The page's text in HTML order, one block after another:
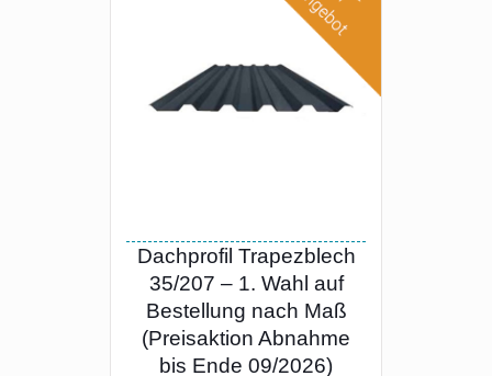
Dachprofil Trapezblech
35/207 – 1. Wahl auf
Bestellung nach Maß
(Preisaktion Abnahme
bis Ende 09/2026)